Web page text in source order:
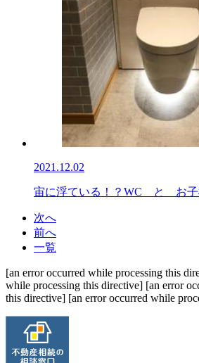
2021.12.02
宙に浮ている！？WC と お子
次へ
前へ
一覧
[an error occurred while processing this
while processing this directive] [an error
this directive] [an error occurred while